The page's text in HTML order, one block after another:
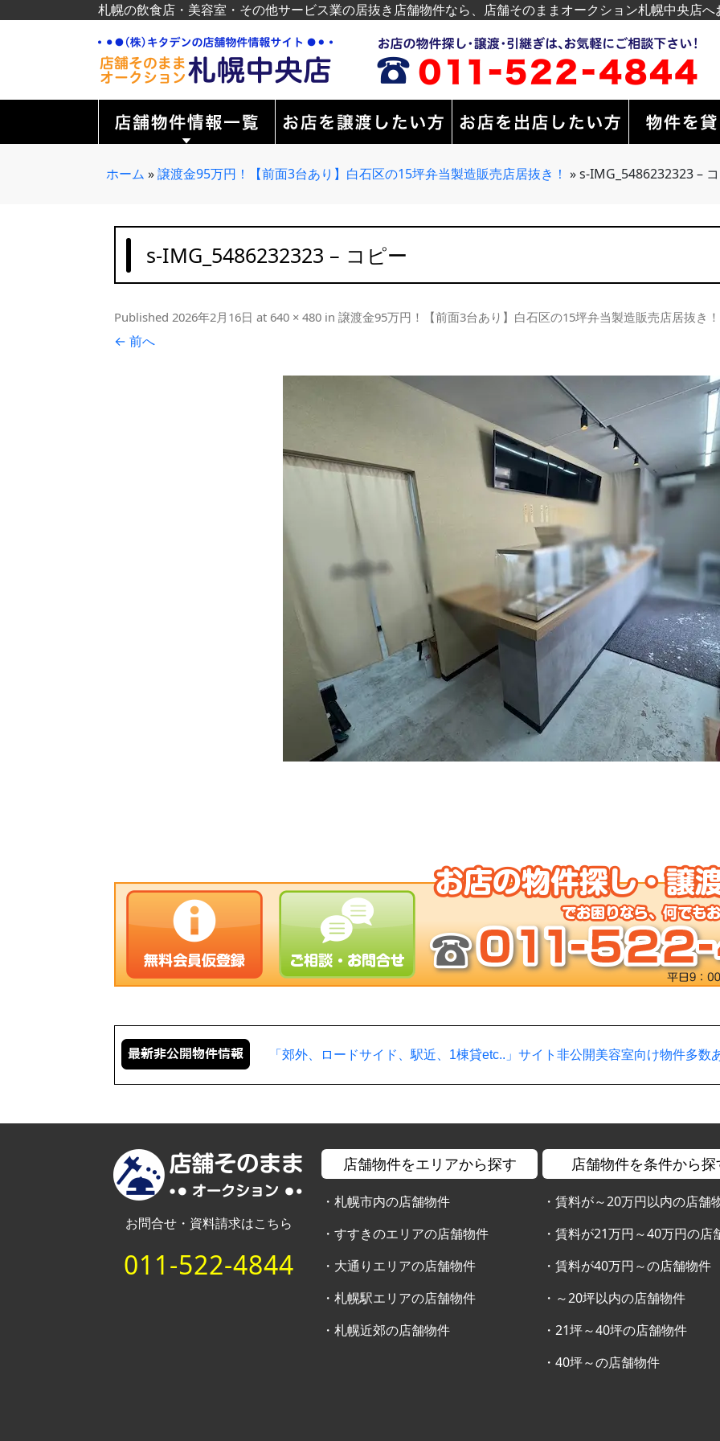
札幌の飲食店・美容室・その他サービス業の居抜き店舗物件なら、店舗そのままオークション札幌中央店
ホーム »譲渡金95万円！【前面3台あり】白石区の15坪弁当製造販売店居抜き！ »s-IMG_5486232323 –
s-IMG_5486232323 – コピー
Published 2026年2月16日 at 640 × 480 in 譲渡金95万円！【前面3台あり】白石区の15坪弁当製造販売店居抜き！
← 前へ
「郊外、ロードサイド、駅近、1棟貸etc..」サイト非公開美容室向け物件多
お問合せ・資料請求はこちら
011-522-4844
店舗物件をエリアから探す
・札幌市内の店舗物件
・すすきのエリアの店舗物件
・ 大通りエリアの店舗物件
・札幌駅エリアの店舗物件
・札幌近郊の店舗物件
店舗物件を条件から探
・賃料が～20万円以内の店舗
・賃料が21万円～40万円の店
・賃料が40万円～の店舗物件
・ ～20坪以内の店舗物件
・21坪～40坪の店舗物件
・40坪～の店舗物件